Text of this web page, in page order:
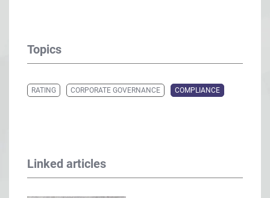
Topics
RATING CORPORATE GOVERNANCE COMPLIANCE
Linked articles